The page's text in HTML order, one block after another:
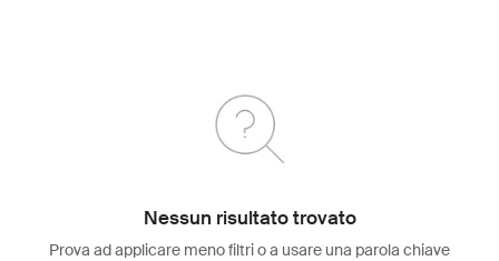
Nessun risultato trovato
Prova ad applicare meno filtri o a usare una parola chiave